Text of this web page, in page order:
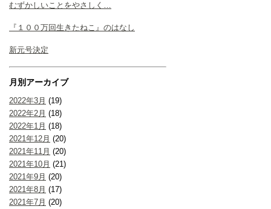
むずかしいことをやさしく…
『１００万回生きたねこ』のはなし
新元号決定
月別アーカイブ
2022年3月 (19)
2022年2月 (18)
2022年1月 (18)
2021年12月 (20)
2021年11月 (20)
2021年10月 (21)
2021年9月 (20)
2021年8月 (17)
2021年7月 (20)